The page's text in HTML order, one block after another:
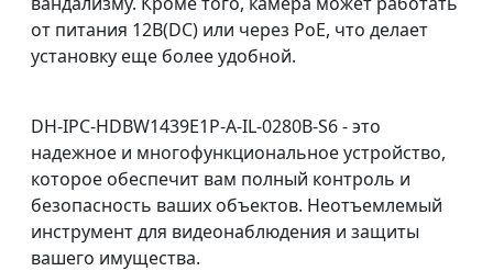
от питания 12В(DC) или через PoE, что делает
установку еще более удобной.
DH-IPC-HDBW1439E1P-A-IL-0280B-S6 - это
надежное и многофункциональное устройство,
которое обеспечит вам полный контроль и
безопасность ваших объектов. Неотъемлемый
инструмент для видеонаблюдения и защиты
вашего имущества.